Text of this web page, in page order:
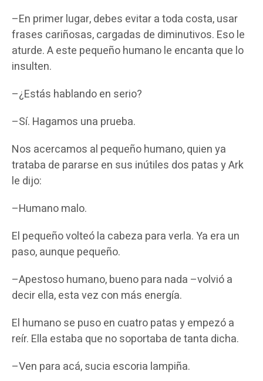
–En primer lugar, debes evitar a toda costa, usar
frases cariñosas, cargadas de diminutivos. Eso le
aturde. A este pequeño humano le encanta que lo
insulten.
–¿Estás hablando en serio?
–Sí. Hagamos una prueba.
Nos acercamos al pequeño humano, quien ya
trataba de pararse en sus inútiles dos patas y Ark
le dijo:
–Humano malo.
El pequeño volteó la cabeza para verla. Ya era un
paso, aunque pequeño.
–Apestoso humano, bueno para nada –volvió a
decir ella, esta vez con más energía.
El humano se puso en cuatro patas y empezó a
reír. Ella estaba que no soportaba de tanta dicha.
–Ven para acá, sucia escoria lampiña.